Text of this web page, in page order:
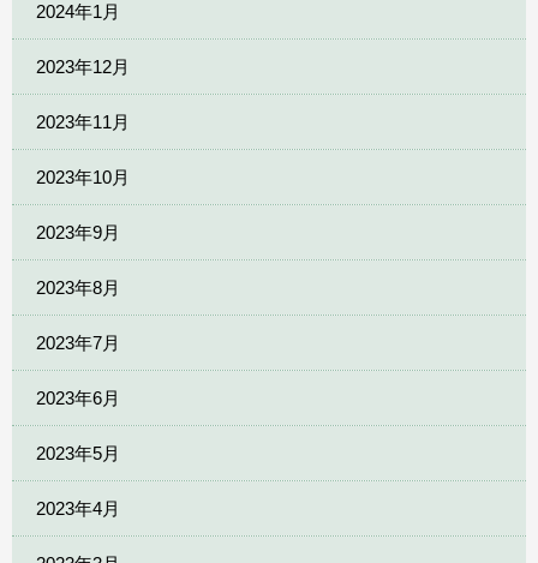
2024年1月
2023年12月
2023年11月
2023年10月
2023年9月
2023年8月
2023年7月
2023年6月
2023年5月
2023年4月